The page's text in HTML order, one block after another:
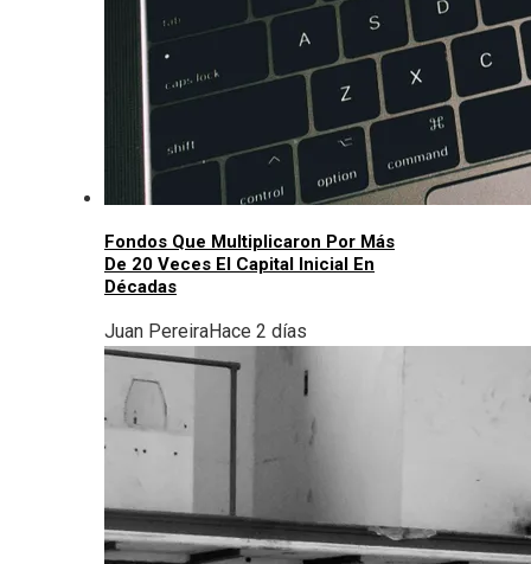
Fondos Que Multiplicaron Por Más
De 20 Veces El Capital Inicial En
Décadas
Juan PereiraHace 2 días